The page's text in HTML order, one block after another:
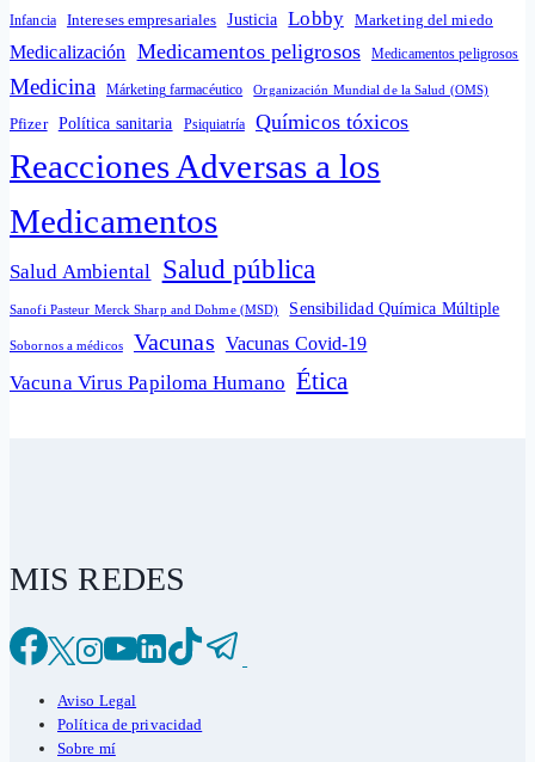
Infancia Intereses empresariales Justicia Lobby Marketing del miedo
Medicalización Medicamentos peligrosos Medicamentos peligrosos
Medicina Márketing farmacéutico Organización Mundial de la Salud (OMS)
Pfizer Política sanitaria Psiquiatría Químicos tóxicos
Reacciones Adversas a los
Medicamentos
Salud Ambiental Salud pública
Sanofi Pasteur Merck Sharp and Dohme (MSD) Sensibilidad Química Múltiple
Sobornos a médicos Vacunas Vacunas Covid-19
Vacuna Virus Papiloma Humano Ética
MIS REDES
Aviso Legal
Política de privacidad
Sobre mí